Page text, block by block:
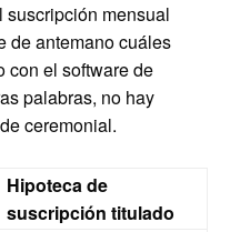
suscripción mensual
de antemano cuáles
con el software de
palabras, no hay
ceremonial.
Hipoteca de
suscripción titulado